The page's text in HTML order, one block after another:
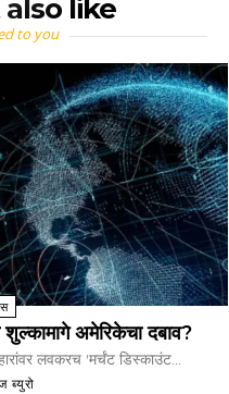
like
to you
अमेरिकेचा दबाव?
लवकरच 'मर्चंट डिस्काउंट...
ब्युरो